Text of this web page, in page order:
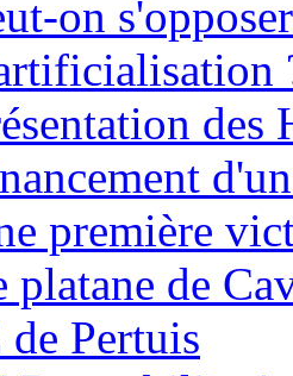
on
des
première
platane de
Pertuis